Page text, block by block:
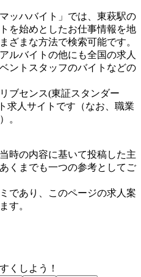
ッハバイト」では、東萩駅の
を始めとしたお仕事情報を地
ざまな方法で検索可能です。
ルバイトの他にも全国の求人
ントスタッフのバイトなどの
ブセンス(東証スタンダー
求人サイトです（なお、職業
。
時の内容に基いて投稿した主
くまでも一つの参考としてご
であり、このページの求人案
す。
くしよう！